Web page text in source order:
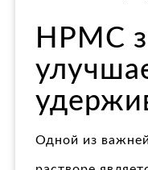
HPMC
Одной из